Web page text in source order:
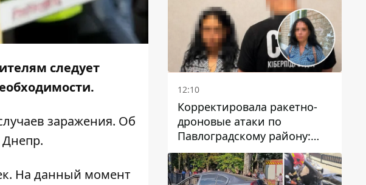
следует
заражения. Об
Днепр.
На данный момент
12:10
Корректировала ракетно-
дроновые атаки по
Павлоградскому району:
задержали вражескую
агентку